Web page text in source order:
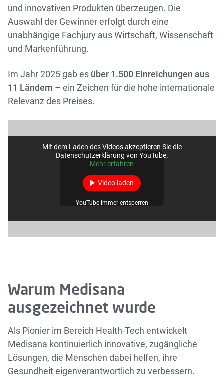
und innovativen Produkten überzeugen. Die
Auswahl der Gewinner erfolgt durch eine
unabhängige Fachjury aus Wirtschaft, Wissenschaft
und Markenführung.
Im Jahr 2025 gab es über 1.500 Einreichungen aus
11 Ländern – ein Zeichen für die hohe internationale
Relevanz des Preises.
Mit dem Laden des Videos akzeptieren Sie die
Datenschutzerklärung von YouTube.
Mehr erfahren
Video laden
YouTube immer entsperren
Warum Medisana
ausgezeichnet wurde
Als Pionier im Bereich Health-Tech entwickelt
Medisana kontinuierlich innovative, zugängliche
Lösungen, die Menschen dabei helfen, ihre
Gesundheit eigenverantwortlich zu verbessern.